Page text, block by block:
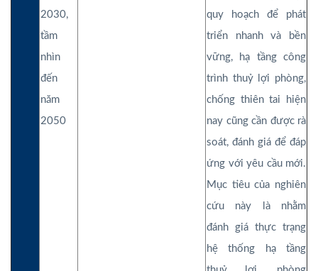
2030,
tầm
nhìn
đến
năm
2050
quy hoạch để phát
triển nhanh và bền
vững, hạ tầng công
trình thuỷ lợi phòng,
chống thiên tai hiện
nay cũng cần được rà
soát, đánh giá để đáp
ứng với yêu cầu mới.
Mục tiêu của nghiên
cứu này là nhằm
đánh giá thực trạng
hệ thống hạ tầng